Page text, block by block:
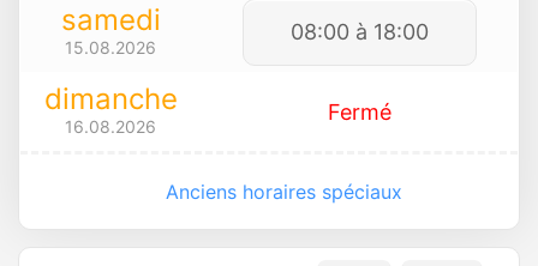
samedi
15.08.2026
08:00 à 18:00
dimanche
16.08.2026
Fermé
Anciens horaires spéciaux